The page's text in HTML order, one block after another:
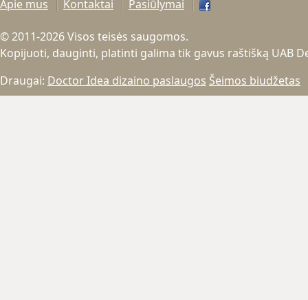
Apie mus Kontaktai Pasiūlymai
© 2011-2026 Visos teisės saugomos.
Kopijuoti, dauginti, platinti galima tik gavus raštišką UAB
Draugai: Doctor Idea dizaino paslaugos Šeimos biudžetas